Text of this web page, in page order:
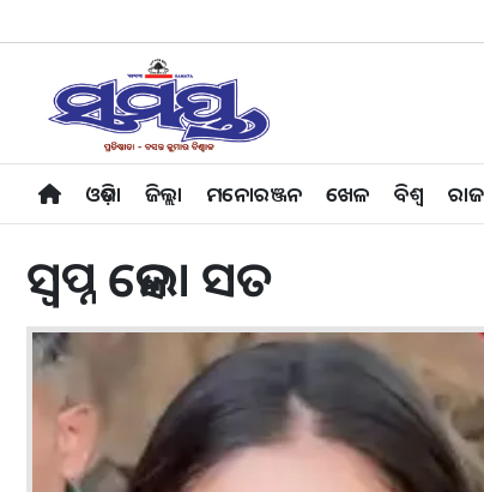
ଓଡ଼ିଶା ଜିଲ୍ଲା ମନୋରଞ୍ଜନ ଖେଳ ବିଶ୍ବ
ସ୍ବପ୍ନ ହେଲା ସତ